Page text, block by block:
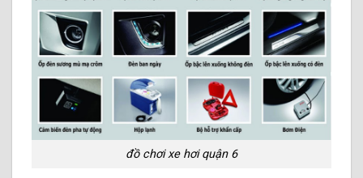
đồ chơi xe hơi quận 6